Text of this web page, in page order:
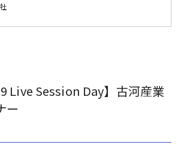
Live Session Day】古河産業
ー